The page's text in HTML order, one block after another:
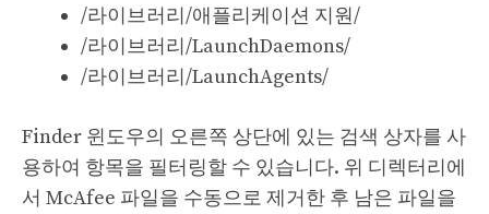
/라이브러리/애플리케이션 지원/
/라이브러리/LaunchDaemons/
/라이브러리/LaunchAgents/
Finder 윈도우의 오른쪽 상단에 있는 검색 상자를 사
용하여 항목을 필터링할 수 있습니다. 위 디렉터리에
서 McAfee 파일을 수동으로 제거한 후 남은 파일을